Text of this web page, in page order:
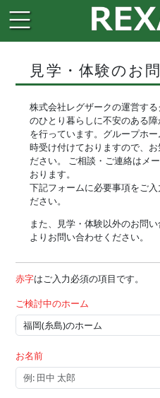
見学・体験のお
株式会社レグザークの運営す
のひとり暮らしに不安のある
を行っています。グループホ
時受け付けておりますので、
ださい。 ご相談・ご連絡はメ
おります。
下記フォームに必要事項をご
ださい。
また、見学・体験以外のお問
よりお問い合わせください。
赤字はご入力必須の項目です。
ご検討中のホーム
お名前